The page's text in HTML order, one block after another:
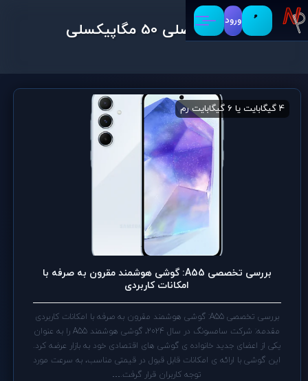
ورود
دوربین اصلی 50 مگاپیکسلی
4 گیگابایت یا 6 گیگابایت رم 64 گیگابایت یا 128 گیگابایت حافظه ی داخلی
بررسی تخصصی A55: گوشی هوشمند مقرون به صرفه با
امکانات کاربردی
بررسی تخصصی A55: گوشی هوشمند مقرون به صرفه با امکانات کاربردی
مقدمه: شرکت سامسونگ در سال 2024، گوشی هوشمند A55 را به عنوان
یکی از اعضای جدید خانواده ی گوشی های اقتصادی خود به بازار عرضه کرد.
این گوشی با ارائه ی امکانات قابل قبول در قیمتی مناسب، به سرعت مورد
توجه کاربران قرار گرفت.…